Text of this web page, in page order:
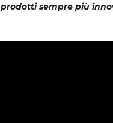
prodotti sempre più